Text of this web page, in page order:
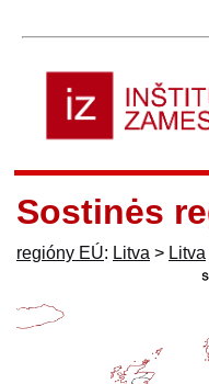
Sostinės
regióny EÚ: Litva > Litva